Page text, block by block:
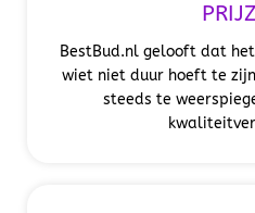
BestBud.nl gelooft dat
wiet niet duur hoeft te
steeds te